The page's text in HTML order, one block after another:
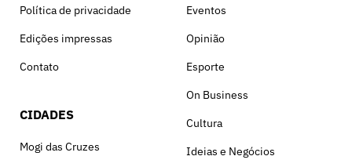
Política de privacidade
Edições impressas
Contato
CIDADES
Mogi das Cruzes
Eventos
Opinião
Esporte
On Business
Cultura
Ideias e Negócios